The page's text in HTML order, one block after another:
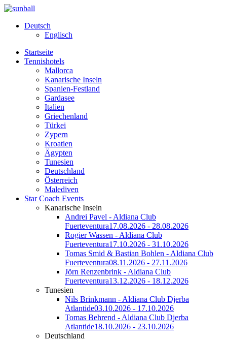
Deutsch
Englisch
Startseite
Tennishotels
Mallorca
Kanarische Inseln
Spanien-Festland
Gardasee
Italien
Griechenland
Türkei
Zypern
Kroatien
Ägypten
Tunesien
Deutschland
Österreich
Malediven
Star Coach Events
Kanarische Inseln
Andrei Pavel - Aldiana Club
Fuerteventura17.08.2026 - 28.08.2026
Rogier Wassen - Aldiana Club
Fuerteventura17.10.2026 - 31.10.2026
Tomas Smid & Bastian Bohlen - Aldiana Club
Fuerteventura08.11.2026 - 27.11.2026
Jörn Renzenbrink - Aldiana Club
Fuerteventura13.12.2026 - 18.12.2026
Tunesien
Nils Brinkmann - Aldiana Club Djerba
Atlantide03.10.2026 - 17.10.2026
Tomas Behrend - Aldiana Club Djerba
Atlantide18.10.2026 - 23.10.2026
Deutschland